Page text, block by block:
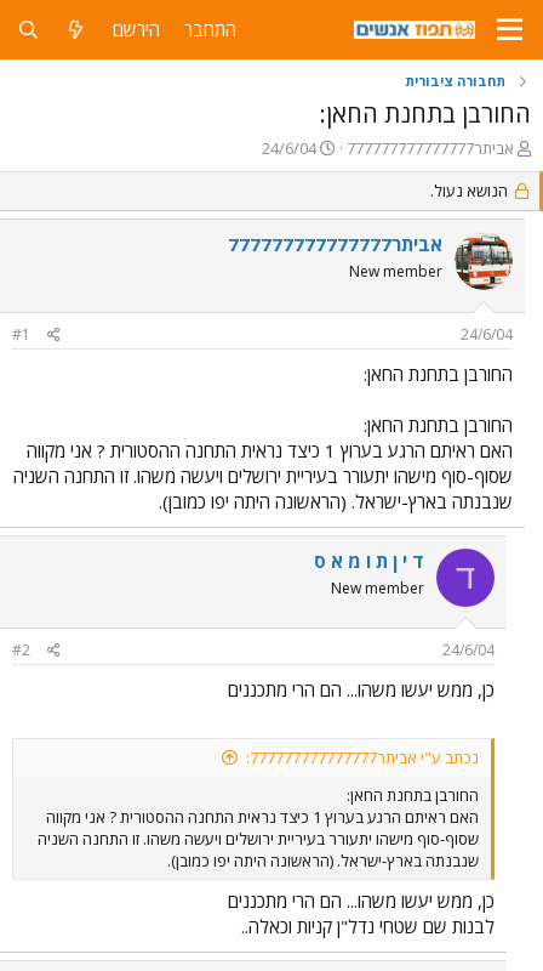
התחבר הירשם
תחבורה ציבורית
החורבן בתחנת החאן:
פ
ו
ת
ח
נ
אביתר777777777777777
פ
ו
ס
ם
ב
24/6/04
הנושא נעול.
אביתר777777777777777
New member
24/6/04
#1
החורבן בתחנת החאן:
החורבן בתחנת החאן:
האם ראיתם הרגע בערוץ 1 כיצד נראית התחנה ההסטורית ? אני מקווה
שסוף-סוף מישהו יתעורר בעיריית ירושלים ויעשה משהו. זו התחנה השניה
שנבנתה בארץ-ישראל. (הראשונה היתה יפו כמובן).
ד ד י ן ת ו מ א ס
New member
24/6/04
#2
כן, ממש יעשו משהו... הם הרי מתכננים
נכתב ע"י אביתר777777777777777:
החורבן בתחנת החאן:
האם ראיתם הרגע בערוץ 1 כיצד נראית התחנה ההסטורית ? אני מקווה
שסוף-סוף מישהו יתעורר בעיריית ירושלים ויעשה משהו. זו התחנה השניה
שנבנתה בארץ-ישראל. (הראשונה היתה יפו כמובן).
כן, ממש יעשו משהו... הם הרי מתכננים
לבנות שם שטחי נדל"ן קניות וכאלה..